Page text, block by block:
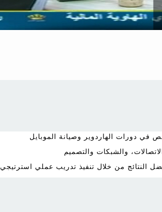
في دورات الهاردوير وصيانة الموبايل
النتائج من خلال تنفيذ تدريب عملي استرتيجي